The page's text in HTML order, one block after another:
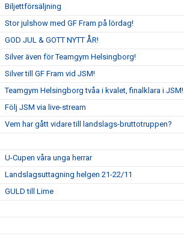
Biljettförsäljning
Stor julshow med GF Fram på lördag!
GOD JUL & GOTT NYTT ÅR!
Silver även för Teamgym Helsingborg!
Silver till GF Fram vid JSM!
Teamgym Helsingborg tvåa i kvalet, finalklara i JSM!
Följ JSM via live-stream
Vem har gått vidare till landslags-bruttotruppen?
U-Cupen våra unga herrar
Landslagsuttagning helgen 21-22/11
GULD till Lime